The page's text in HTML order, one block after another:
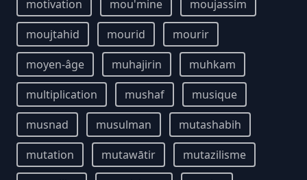
motivation
mou'mine
moujassim
moujtahid
mourid
mourir
moyen-âge
muhajirin
muhkam
multiplication
mushaf
musique
musnad
musulman
mutashabih
mutation
mutawātir
mutazilisme